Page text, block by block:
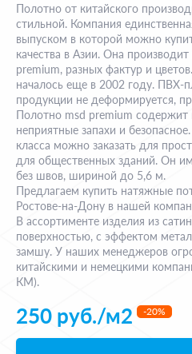
Полотно от китайского
стильной. Компания
выпуском в которой можно
качества в Азии. Она
premium, разных фактур и
началось еще в 2002 году. ПВХ-
продукции не деформируется,
Полотно msd premium содержит
неприятные запахи и
класса можно заказать для
для общественных зданий. Он
без швов, шириной до 5,6 м.
Предлагаем купить натяжные
Ростове-на-Дону в нашей
В ассортименте изделия из
поверхностью, с эффектом
замшу. У наших менеджеров
китайскими и немецкими
КМ).
250 руб./м2 -20%